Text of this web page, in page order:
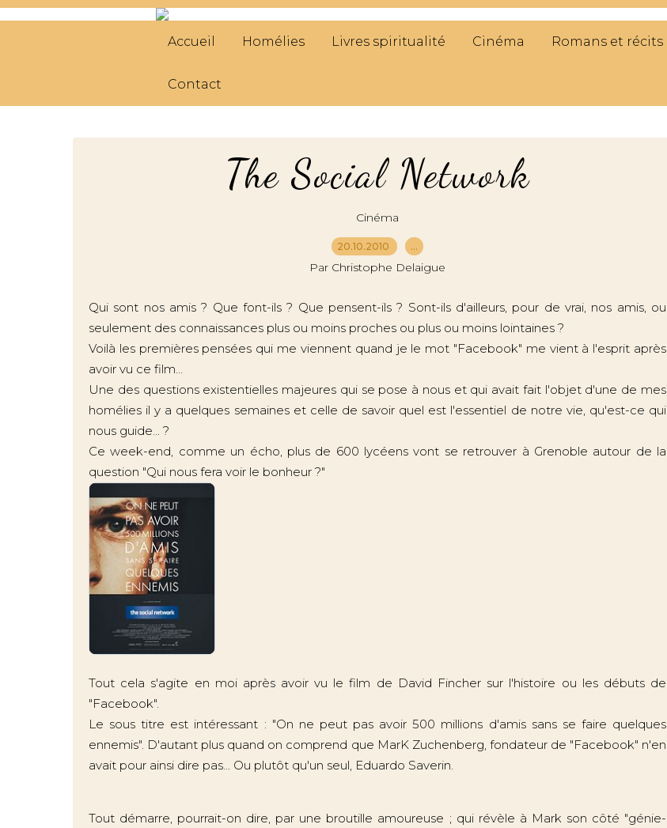
Accueil Homélies Livres spiritualité Cinéma Romans et récits
Contact
The Social Network
Cinéma
20.10.2010 …
Par Christophe Delaigue
Qui sont nos amis ? Que font-ils ? Que pensent-ils ? Sont-ils d'ailleurs, pour de vrai, nos amis, ou
seulement des connaissances plus ou moins proches ou plus ou moins lointaines ?
Voilà les premières pensées qui me viennent quand je le mot "Facebook" me vient à l'esprit après
avoir vu ce film...
Une des questions existentielles majeures qui se pose à nous et qui avait fait l'objet d'une de mes
homélies il y a quelques semaines et celle de savoir quel est l'essentiel de notre vie, qu'est-ce qui
nous guide... ?
Ce week-end, comme un écho, plus de 600 lycéens vont se retrouver à Grenoble autour de la
question "Qui nous fera voir le bonheur ?"
Tout cela s'agite en moi après avoir vu le film de David Fincher sur l'histoire ou les débuts de
"Facebook".
Le sous titre est intéressant : "On ne peut pas avoir 500 millions d'amis sans se faire quelques
ennemis". D'autant plus quand on comprend que MarK Zuchenberg, fondateur de "Facebook" n'en
avait pour ainsi dire pas... Ou plutôt qu'un seul, Eduardo Saverin.
Tout démarre, pourrait-on dire, par une broutille amoureuse ; qui révèle à Mark son côté "génie-